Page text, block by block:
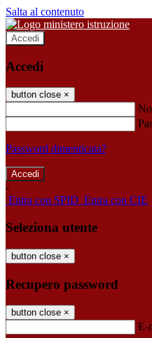
Salta al contenuto
Accedi
Accedi
button close ×
Password dimenticata?
-
Entra con SPID Entra con CIE
Seleziona utente
button close ×
Recupero password
button close ×
E-